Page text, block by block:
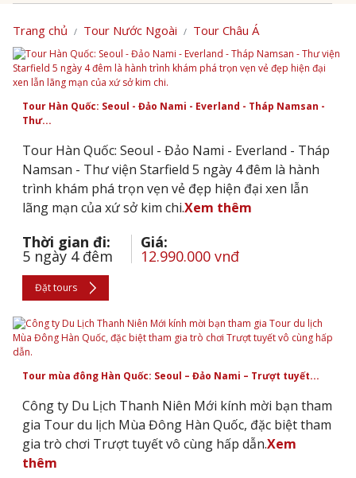
Trang chủ Tour Nước Ngoài Tour Châu Á
Tour Hàn Quốc: Seoul - Đảo Nami - Everland - Tháp Namsan -
Thư...
Tour Hàn Quốc: Seoul - Đảo Nami - Everland - Tháp
Namsan - Thư viện Starfield 5 ngày 4 đêm là hành
trình khám phá trọn vẹn vẻ đẹp hiện đại xen lẫn
lãng mạn của xứ sở kim chi.Xem thêm
Thời gian đi:
5 ngày 4 đêm
Giá:
12.990.000 vnđ
Đặt tours
Tour mùa đông Hàn Quốc: Seoul – Đảo Nami – Trượt tuyết...
Công ty Du Lịch Thanh Niên Mới kính mời bạn tham
gia Tour du lịch Mùa Đông Hàn Quốc, đặc biệt tham
gia trò chơi Trượt tuyết vô cùng hấp dẫn.Xem
thêm